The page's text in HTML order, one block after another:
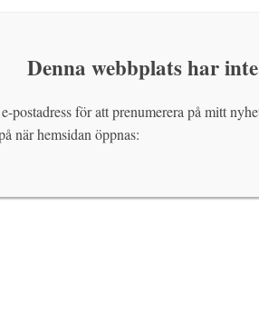
Denna webbplats har
postadress för att prenumerera på mitt
när hemsidan öppnas: